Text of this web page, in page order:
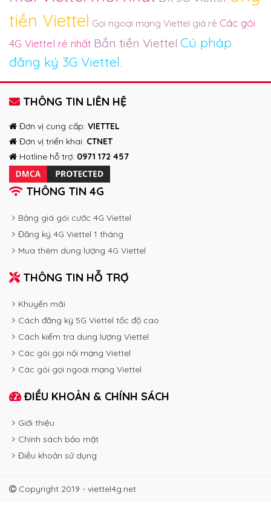
tiền Viettel Gọi ngoại mạng Viettel giá rẻ Các gói
4G Viettel rẻ nhất Bắn tiền Viettel Cú pháp
đăng ký 3G Viettel.
THÔNG TIN LIÊN HỆ
Đơn vị cung cấp: VIETTEL
Đơn vị triển khai: CTNET
Hotline hỗ trợ: 0971 172 457
THÔNG TIN 4G
Bảng giá gói cước 4G Viettel
Đăng ký 4G Viettel 1 tháng
Mua thêm dung lượng 4G Viettel
THÔNG TIN HỖ TRỢ
Khuyến mãi
Cách đăng ký 5G Viettel tốc độ cao
Cách kiểm tra dung lượng Viettel
Các gói gọi nội mạng Viettel
Các gói gọi ngoại mạng Viettel
ĐIỀU KHOẢN & CHÍNH SÁCH
Giới thiệu
Chính sách bảo mật
Điều khoản sử dụng
Copyright 2019 - viettel4g.net